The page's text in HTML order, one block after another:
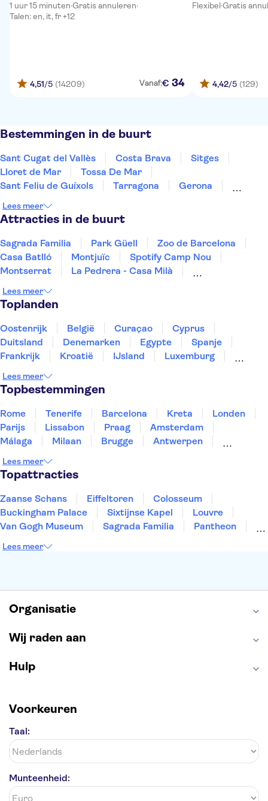
1 uur 15 minuten·Gratis annuleren·
Talen: en, it, fr +12
4,51/5 (14209) Vanaf:€ 34
Flexibel·Gratis
4,42/5 (129)
Bestemmingen in de buurt
Sant Cugat del Vallès Costa Brava
Sitges
Lloret de Mar
Tossa De Mar
Sant Feliu de Guíxols
Tarragona
Gerona
Deltebre
Peñíscola Mallorca
Lees meer
Attracties in de buurt
Sagrada Familia Park Güell
Zoo de Barcelona
Casa Batlló
Montjuïc
Spotify Camp Nou
Montserrat
La Pedrera - Casa Milà
Puerto de Mogán
Ciudad de las Artes y las Ciencias
San Nicolás kerk
Lees meer
Toplanden
Oostenrijk België Curaçao
Cyprus
Duitsland
Denemarken Egypte
Spanje
Frankrijk
Kroatië IJsland
Luxemburg
Slovenië
Thailand
Lees meer
Topbestemmingen
Rome Tenerife Barcelona Kreta
Londen
Parijs
Lissabon Praag
Amsterdam
Málaga
Milaan Brugge
Antwerpen
Eindhoven
Lees meer
Topattracties
Zaanse Schans Eiffeltoren
Colosseum
Buckingham Palace
Sixtijnse Kapel
Louvre
Van Gogh Museum
Sagrada Familia
Pantheon
Keukenhof
Lees meer
Organisatie
Wij raden aan
Hulp
Voorkeuren
Taal:
Munteenheid: